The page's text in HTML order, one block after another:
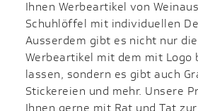
Ihnen Werbeartikel von
Schuhlöffel mit individuellen
Ausserdem gibt es nicht nur
Werbeartikel mit dem mit Logo
lassen, sondern es gibt auch
Stickereien und mehr. Unsere